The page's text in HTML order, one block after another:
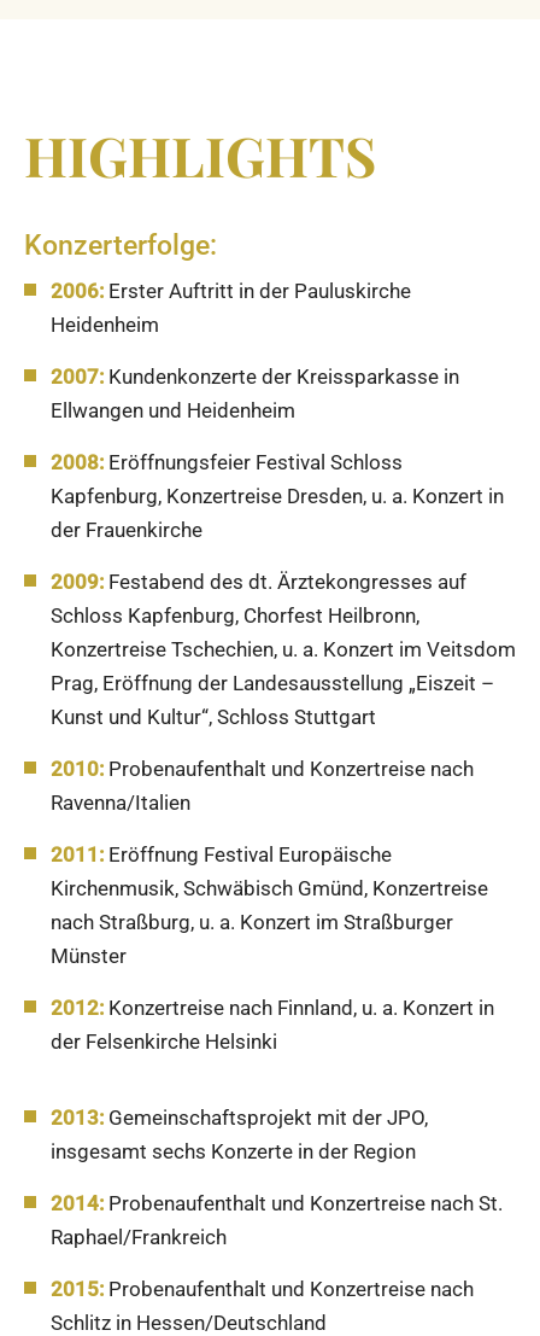
HIGHLIGHTS
Konzerterfolge:
2006: Erster Auftritt in der Pauluskirche
Heidenheim
2007: Kundenkonzerte der Kreissparkasse in
Ellwangen und Heidenheim
2008: Eröffnungsfeier Festival Schloss
Kapfenburg, Konzertreise Dresden, u. a. Konzert in
der Frauenkirche
2009: Festabend des dt. Ärztekongresses auf
Schloss Kapfenburg, Chorfest Heilbronn,
Konzertreise Tschechien, u. a. Konzert im Veitsdom
Prag, Eröffnung der Landesausstellung „Eiszeit –
Kunst und Kultur“, Schloss Stuttgart
2010: Probenaufenthalt und Konzertreise nach
Ravenna/Italien
2011: Eröffnung Festival Europäische
Kirchenmusik, Schwäbisch Gmünd, Konzertreise
nach Straßburg, u. a. Konzert im Straßburger
Münster
2012: Konzertreise nach Finnland, u. a. Konzert in
der Felsenkirche Helsinki
2013: Gemeinschaftsprojekt mit der JPO,
insgesamt sechs Konzerte in der Region
2014: Probenaufenthalt und Konzertreise nach St.
Raphael/Frankreich
2015: Probenaufenthalt und Konzertreise nach
Schlitz in Hessen/Deutschland